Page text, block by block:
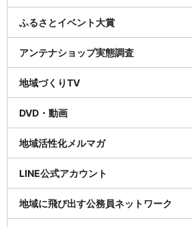
ふるさとイベント大賞
アンテナショップ実態調査
地域づくりTV
DVD・動画
地域活性化メルマガ
LINE公式アカウント
地域に飛び出す公務員ネットワーク